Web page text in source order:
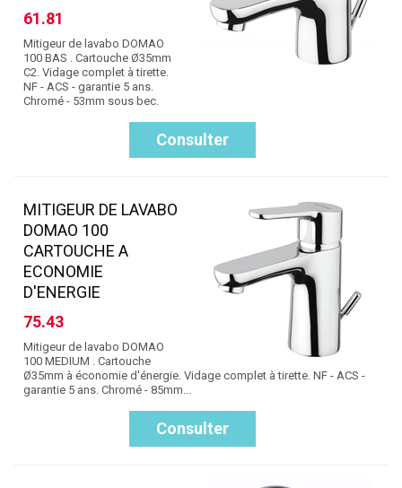
61.81
Mitigeur de lavabo DOMAO
100 BAS . Cartouche Ø35mm
C2. Vidage complet à tirette.
NF - ACS - garantie 5 ans.
Chromé - 53mm sous bec.
Consulter
MITIGEUR DE LAVABO
DOMAO 100
CARTOUCHE A
ECONOMIE
D'ENERGIE
75.43
Mitigeur de lavabo DOMAO
100 MEDIUM . Cartouche
Ø35mm à économie d'énergie. Vidage complet à tirette. NF - ACS -
garantie 5 ans. Chromé - 85mm...
Consulter